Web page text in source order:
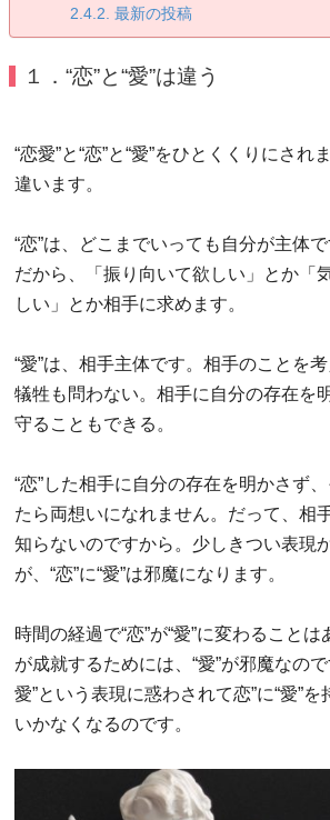
最新の投稿
１．“恋”と“愛”は違う
“恋愛”と“恋”と“愛”をひとくくりにされ
違います。
“恋”は、どこまでいっても自分が主体で
だから、「振り向いて欲しい」とか「
しい」とか相手に求めます。
“愛”は、相手主体です。相手のことを
犠牲も問わない。相手に自分の存在を
守ることもできる。
“恋”した相手に自分の存在を明かさず
たら両想いになれません。だって、相
知らないのですから。少しきつい表現
が、“恋”に“愛”は邪魔になります。
時間の経過で“恋”が“愛”に変わること
が成就するためには、“愛”が邪魔なの
愛”という表現に惑わされて恋”に“愛”を
いかなくなるのです。